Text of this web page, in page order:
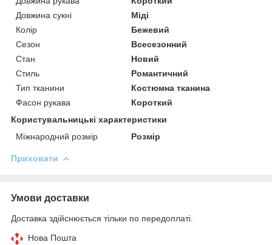
Довжина сукні
Міді
Колір
Бежевий
Сезон
Всесезонний
Стан
Новий
Стиль
Романтичний
Тип тканини
Костюмна тканина
Фасон рукава
Короткий
Користувальницькі характеристики
Міжнародний розмір
Розмір
Приховати
Умови доставки
Доставка здійснюється тільки по передоплаті.
Нова Пошта